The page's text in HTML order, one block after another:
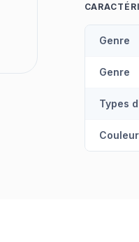
Genre
Genre
Types